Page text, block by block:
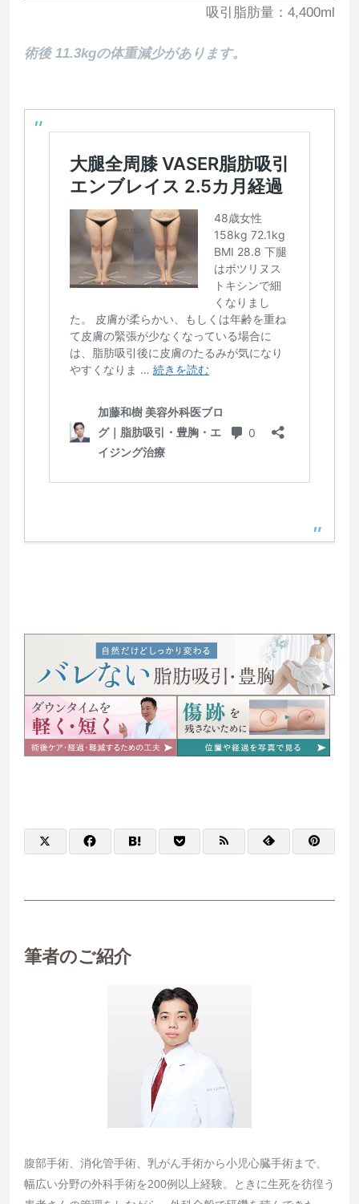
吸引脂肪量：4,400ml
術後 11.3kgの体重減少があります。
筆者のご紹介
腹部手術、消化管手術、乳がん手術から小児心臓手術まで、
幅広い分野の外科手術を200例以上経験。ときに生死を彷徨う